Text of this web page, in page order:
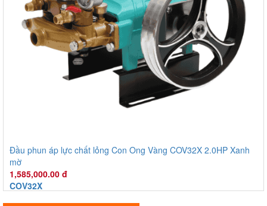
Đầu phun áp lực chất lỏng Con Ong Vàng COV32X 2.0HP Xanh